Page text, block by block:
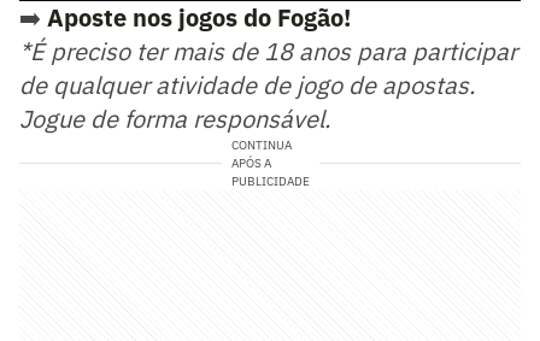
➡️ Aposte nos jogos do Fogão!
*É preciso ter mais de 18 anos para participar
de qualquer atividade de jogo de apostas.
Jogue de forma responsável.
CONTINUA
APÓS A
PUBLICIDADE